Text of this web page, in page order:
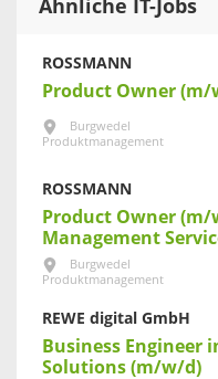
Ähnliche IT-Jobs
ROSSMANN
Product Owner
Burgwedel
Produktmanagement
ROSSMANN
Product Owner (m/
Management
Burgwedel
Produktmanagement
REWE digital GmbH
Business Engineer
Solutions (m/w/d)